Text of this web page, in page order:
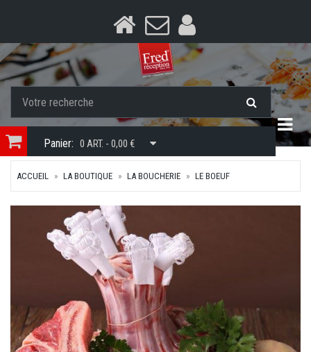
Panier: 0 ART. - 0,00 €
ACCUEIL LA BOUTIQUE LA BOUCHERIE LE BOEUF